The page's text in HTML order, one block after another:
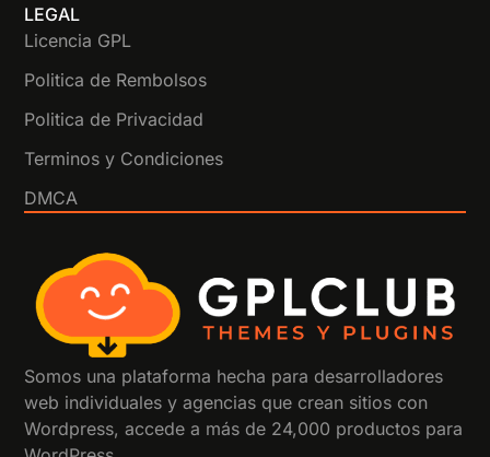
LEGAL
Licencia GPL
Politica de Rembolsos
Politica de Privacidad
Terminos y Condiciones
DMCA
Somos una plataforma hecha para desarrolladores
web individuales y agencias que crean sitios con
Wordpress, accede a más de 24,000 productos para